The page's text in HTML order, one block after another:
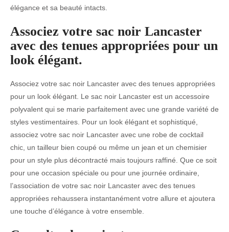
élégance et sa beauté intacts.
Associez votre sac noir Lancaster
avec des tenues appropriées pour un
look élégant.
Associez votre sac noir Lancaster avec des tenues appropriées
pour un look élégant. Le sac noir Lancaster est un accessoire
polyvalent qui se marie parfaitement avec une grande variété de
styles vestimentaires. Pour un look élégant et sophistiqué,
associez votre sac noir Lancaster avec une robe de cocktail
chic, un tailleur bien coupé ou même un jean et un chemisier
pour un style plus décontracté mais toujours raffiné. Que ce soit
pour une occasion spéciale ou pour une journée ordinaire,
l’association de votre sac noir Lancaster avec des tenues
appropriées rehaussera instantanément votre allure et ajoutera
une touche d’élégance à votre ensemble.